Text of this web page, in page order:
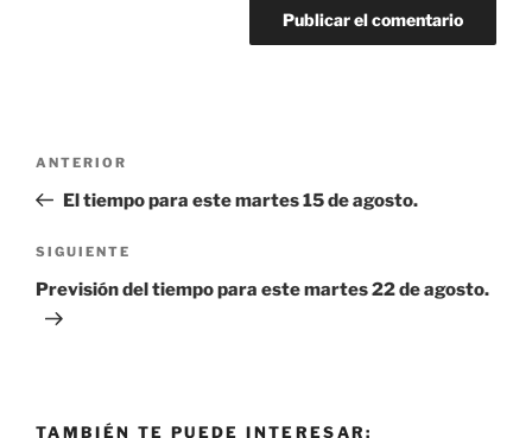
entradas
Entrada
anterior:
ANTERIOR
El tiempo para este martes 15 de agosto.
Siguiente
entrada
SIGUIENTE
Previsión del tiempo para este martes 22 de agosto.
TAMBIÉN TE PUEDE INTERESAR: